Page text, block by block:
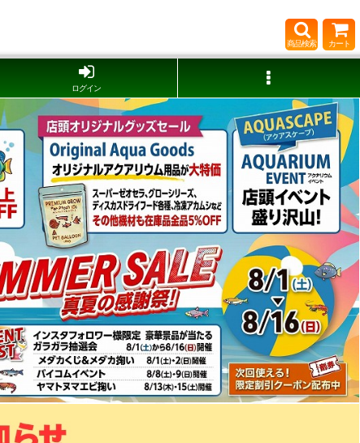
商品検索 カート
ログイン